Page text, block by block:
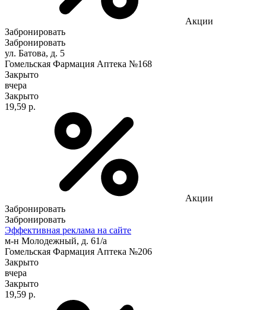
Акции
Забронировать
Забронировать
ул. Батова, д. 5
Гомельская Фармация Аптека №168
Закрыто
вчера
Закрыто
19,59 р.
Акции
Забронировать
Забронировать
Эффективная реклама на сайте
м-н Молодежный, д. 61/а
Гомельская Фармация Аптека №206
Закрыто
вчера
Закрыто
19,59 р.